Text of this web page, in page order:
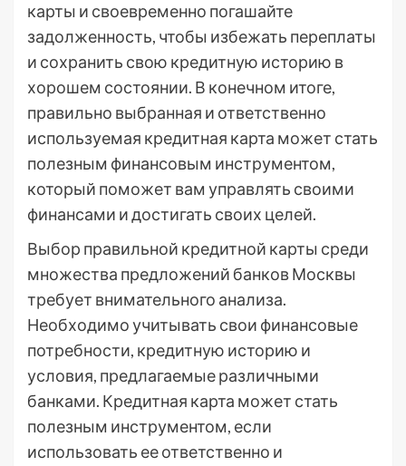
карты и своевременно погашайте
задолженность, чтобы избежать переплаты
и сохранить свою кредитную историю в
хорошем состоянии. В конечном итоге,
правильно выбранная и ответственно
используемая кредитная карта может стать
полезным финансовым инструментом,
который поможет вам управлять своими
финансами и достигать своих целей.
Выбор правильной кредитной карты среди
множества предложений банков Москвы
требует внимательного анализа.
Необходимо учитывать свои финансовые
потребности, кредитную историю и
условия, предлагаемые различными
банками. Кредитная карта может стать
полезным инструментом, если
использовать ее ответственно и